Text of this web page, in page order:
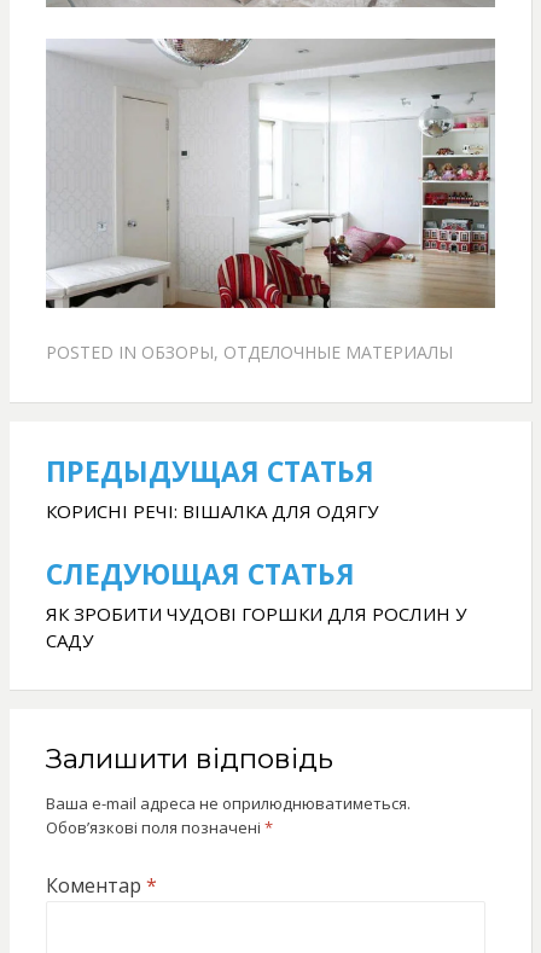
POSTED IN ОБЗОРЫ, ОТДЕЛОЧНЫЕ МАТЕРИАЛЫ
Навігація
записів
ПРЕДЫДУЩАЯ СТАТЬЯ
КОРИСНІ РЕЧІ: ВІШАЛКА ДЛЯ ОДЯГУ
СЛЕДУЮЩАЯ СТАТЬЯ
ЯК ЗРОБИТИ ЧУДОВІ ГОРШКИ ДЛЯ РОСЛИН У
САДУ
Залишити відповідь
Ваша e-mail адреса не оприлюднюватиметься.
Обов’язкові поля позначені *
Коментар *